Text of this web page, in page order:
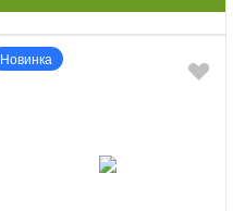
Новинка